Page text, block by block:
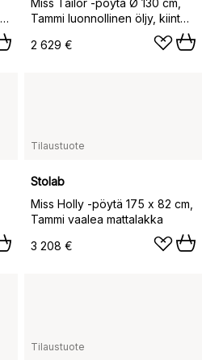
Miss Tailor -pöytä Ø 130 cm,
Tammi luonnollinen öljy, kiinteä
2 629 €
Tilaustuote
Stolab
Miss Holly -pöytä 175 x 82 cm,
Tammi vaalea mattalakka
3 208 €
Tilaustuote